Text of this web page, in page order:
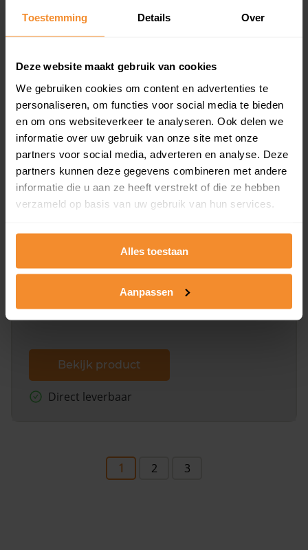
Toestemming Details Over
Deze website maakt gebruik van cookies
We gebruiken cookies om content en advertenties te
personaliseren, om functies voor social media te bieden
en om ons websiteverkeer te analyseren. Ook delen we
informatie over uw gebruik van onze site met onze
partners voor social media, adverteren en analyse. Deze
partners kunnen deze gegevens combineren met andere
informatie die u aan ze heeft verstrekt of die ze hebben
verzameld op basis van uw gebruik van hun services.
Alles toestaan
Aanpassen
Een overzicht van alle verkochte woningen (koopsom
en koopdatum) binnen een postcodegebied. Dit
Bekijk product
Direct leverbaar
Een uitgebreid overzicht van het perceel en
dit inclusief de luchtfoto!
Bekijk product
Direct leverbaar
1 2 3